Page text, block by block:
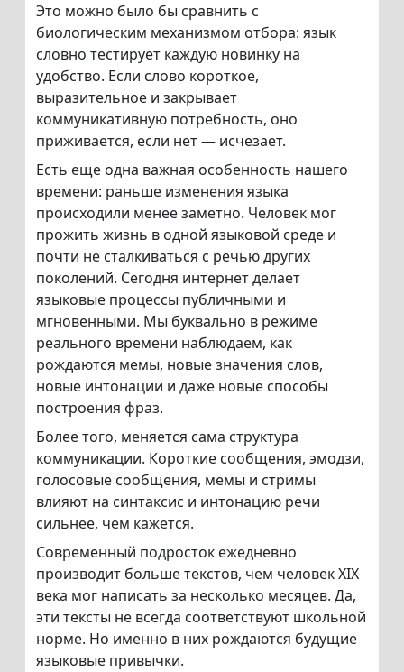
Это можно было бы сравнить с
биологическим механизмом отбора: язык
словно тестирует каждую новинку на
удобство. Если слово короткое,
выразительное и закрывает
коммуникативную потребность, оно
приживается, если нет — исчезает.
Есть еще одна важная особенность нашего
времени: раньше изменения языка
происходили менее заметно. Человек мог
прожить жизнь в одной языковой среде и
почти не сталкиваться с речью других
поколений. Сегодня интернет делает
языковые процессы публичными и
мгновенными. Мы буквально в режиме
реального времени наблюдаем, как
рождаются мемы, новые значения слов,
новые интонации и даже новые способы
построения фраз.
Более того, меняется сама структура
коммуникации. Короткие сообщения, эмодзи,
голосовые сообщения, мемы и стримы
влияют на синтаксис и интонацию речи
сильнее, чем кажется.
Современный подросток ежедневно
производит больше текстов, чем человек XIX
века мог написать за несколько месяцев. Да,
эти тексты не всегда соответствуют школьной
норме. Но именно в них рождаются будущие
языковые привычки.